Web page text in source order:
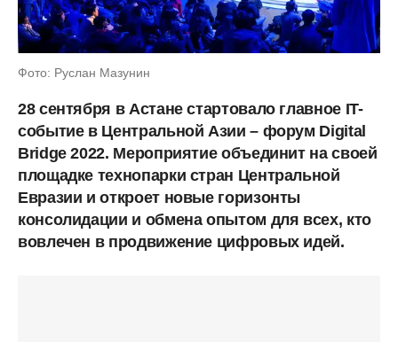
Фото: Руслан Мазунин
28 сентября в Астане стартовало главное IT-
событие в Центральной Азии – форум Digital
Bridge 2022. Мероприятие объединит на своей
площадке технопарки стран Центральной
Евразии и откроет новые горизонты
консолидации и обмена опытом для всех, кто
вовлечен в продвижение цифровых идей.